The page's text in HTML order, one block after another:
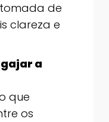
de
clareza e
a
que
os